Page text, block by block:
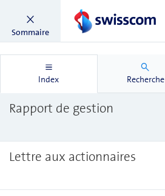
Sommaire
Index Recherche
Rapport de gestion
Lettre aux actionnaires